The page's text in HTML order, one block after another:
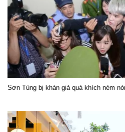
Sơn Tùng bị khán giả quá khích ném